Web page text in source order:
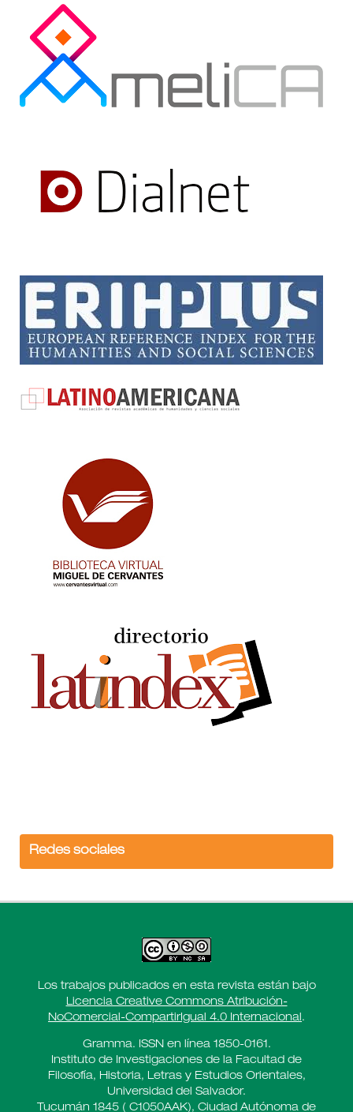
Redes sociales
Los trabajos publicados en esta revista están bajo
Licencia Creative Commons Atribución-
NoComercial-CompartirIgual 4.0 Internacional .
Gramma. ISSN en línea 1850-0161.
Instituto de Investigaciones de la Facultad de
Filosofía, Historia, Letras y Estudios Orientales,
Universidad del Salvador.
Tucumán 1845 ( C1050AAK), Ciudad Autónoma de